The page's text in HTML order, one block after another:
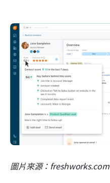
圖片來源：freshworks.com